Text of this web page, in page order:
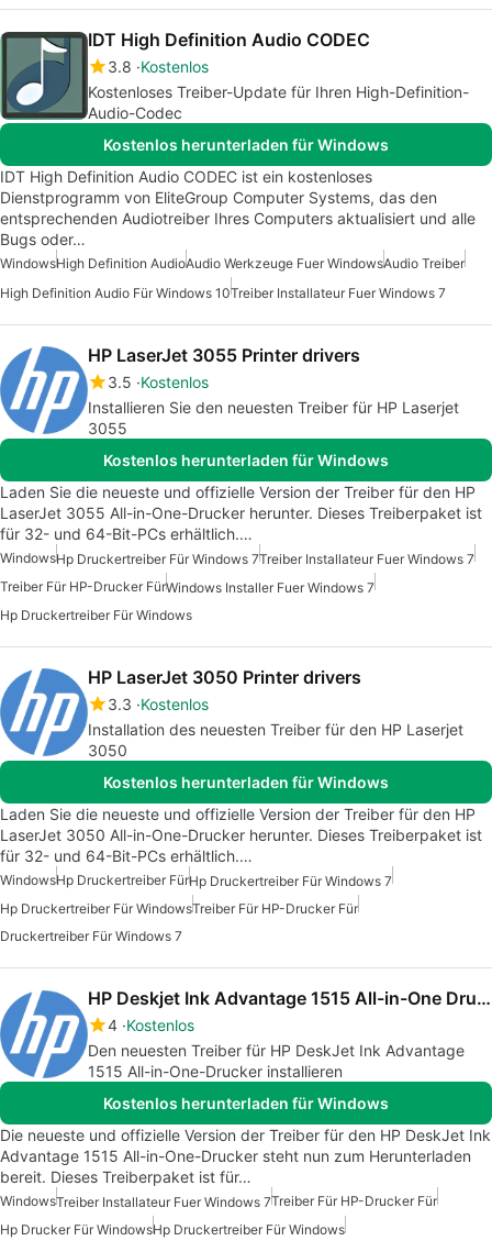
IDT High Definition Audio CODEC
3.8 Kostenlos
Kostenloses Treiber-Update für Ihren High-Definition-
Audio-Codec
Kostenlos herunterladen für Windows
IDT High Definition Audio CODEC ist ein kostenloses
Dienstprogramm von EliteGroup Computer Systems, das den
entsprechenden Audiotreiber Ihres Computers aktualisiert und alle
Bugs oder…
WindowsHigh Definition AudioAudio Werkzeuge Fuer WindowsAudio Treiber
High Definition Audio Für Windows 10Treiber Installateur Fuer Windows 7
HP LaserJet 3055 Printer drivers
3.5 Kostenlos
Installieren Sie den neuesten Treiber für HP Laserjet
3055
Kostenlos herunterladen für Windows
Laden Sie die neueste und offizielle Version der Treiber für den HP
LaserJet 3055 All-in-One-Drucker herunter. Dieses Treiberpaket ist
für 32- und 64-Bit-PCs erhältlich.…
WindowsHp Druckertreiber Für Windows 7Treiber Installateur Fuer Windows 7
Treiber Für HP-Drucker FürWindows Installer Fuer Windows 7
Hp Druckertreiber Für Windows
HP LaserJet 3050 Printer drivers
3.3 Kostenlos
Installation des neuesten Treiber für den HP Laserjet
3050
Kostenlos herunterladen für Windows
Laden Sie die neueste und offizielle Version der Treiber für den HP
LaserJet 3050 All-in-One-Drucker herunter. Dieses Treiberpaket ist
für 32- und 64-Bit-PCs erhältlich.…
WindowsHp Druckertreiber FürHp Druckertreiber Für Windows 7
Hp Druckertreiber Für WindowsTreiber Für HP-Drucker Für
Druckertreiber Für Windows 7
HP Deskjet Ink Advantage 1515 All-in-One Drucker Druckertreiber
4 Kostenlos
Den neuesten Treiber für HP DeskJet Ink Advantage
1515 All-in-One-Drucker installieren
Kostenlos herunterladen für Windows
Die neueste und offizielle Version der Treiber für den HP DeskJet Ink
Advantage 1515 All-in-One-Drucker steht nun zum Herunterladen
bereit. Dieses Treiberpaket ist für…
WindowsTreiber Installateur Fuer Windows 7Treiber Für HP-Drucker Für
Hp Drucker Für WindowsHp Druckertreiber Für Windows